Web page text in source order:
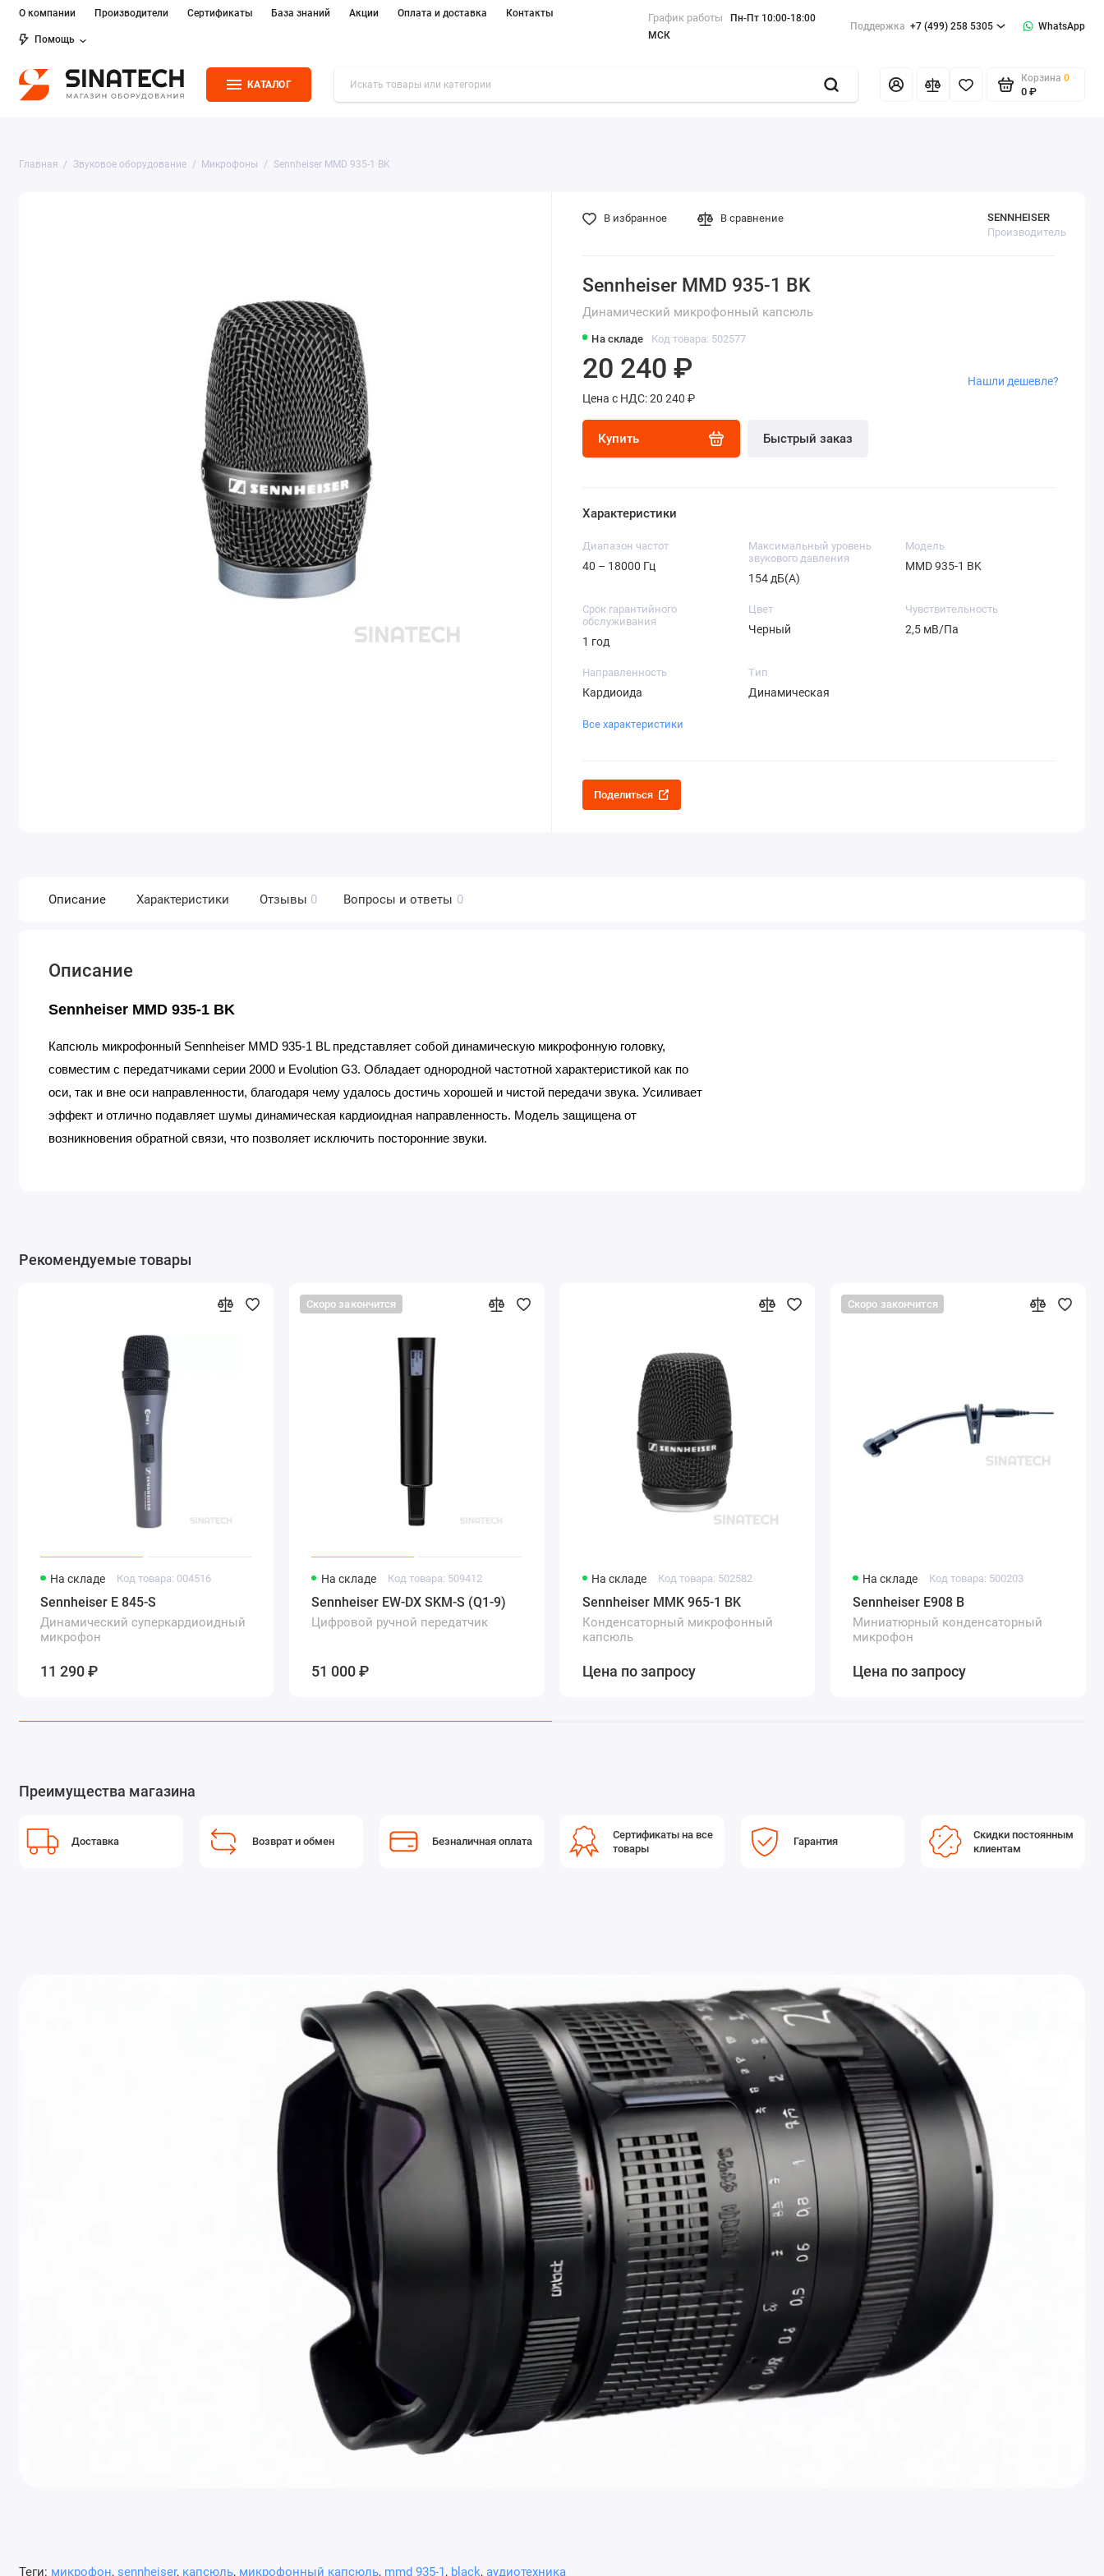
О компании Производители Сертификаты База знаний Акции Оплата и доставка Контакты
Помощь
График работы
Пн-Пт 10:00-18:00
МСК
Поддержка +7 (499) 258 5305 WhatsApp
КАТАЛОГ
Корзина 0
0 ₽
Главная Звуковое оборудование Микрофоны Sennheiser MMD 935-1 BK
Sennheiser MMD 935-1 BK
Динамический микрофонный капсюль
На складе Код товара: 502577
SENNHEISER
Производитель
20 240 ₽
Цена с НДС: 20 240 ₽
Купить Быстрый заказ
Нашли дешевле?
В избранное В сравнение
Характеристики
Диапазон частот
40 – 18000 Гц
Максимальный уровень
звукового давления
154 дБ(A)
Модель
MMD 935-1 BK
Срок гарантийного
обслуживания
1 год
Цвет
Черный
Чувствительность
2,5 мВ/Па
Направленность
Кардиоида
Tип
Динамическая
Все характеристики
Поделиться
Описание Характеристики Отзывы 0 Вопросы и ответы 0
Описание
Sennheiser MMD 935-1 BK
Капсюль микрофонный Sennheiser MMD 935-1 BL представляет собой динамическую микрофонную головку,
совместим с передатчиками серии 2000 и Evolution G3. Обладает однородной частотной характеристикой как по
оси, так и вне оси направленности, благодаря чему удалось достичь хорошей и чистой передачи звука. Усиливает
эффект и отлично подавляет шумы динамическая кардиоидная направленность. Модель защищена от
возникновения обратной связи, что позволяет исключить посторонние звуки.
Рекомендуемые товары
На складе Код товара: 004516
Sennheiser E 845-S
Динамический суперкардиоидный
микрофон
11 290 ₽
Скоро закончится
На складе Код товара: 509412
Sennheiser EW-DX SKM-S (Q1-9)
Цифровой ручной передатчик
51 000 ₽
На складе Код товара: 502582
Sennheiser MMK 965-1 BK
Конденсаторный микрофонный
капсюль
Цена по запросу
Скоро закончится
На складе Код товара: 500203
Sennheiser E908 B
Миниатюрный конденсаторный
микрофон
Цена по запросу
Преимущества магазина
Доставка Возврат и обмен Безналичная оплата
Сертификаты на все
товары
Гарантия
Скидки постоянным
клиентам
Теги: микрофон, sennheiser, капсюль, микрофонный капсюль, mmd 935-1, black, аудиотехника